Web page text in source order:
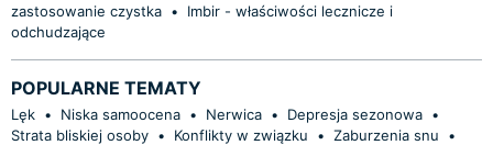
zastosowanie czystka •
Imbir - właściwości lecznicze i
odchudzające
POPULARNE TEMATY
Lęk • Niska samoocena • Nerwica • Depresja sezonowa •
Strata bliskiej osoby • Konflikty w związku • Zaburzenia snu
•